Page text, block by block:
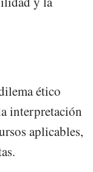
ético
interpretación
aplicables,